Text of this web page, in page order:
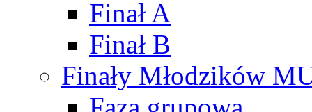
Finał A
Finał B
Finały Młodzików